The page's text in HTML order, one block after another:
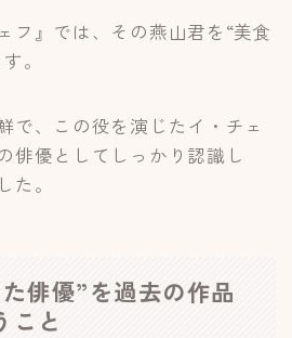
フ』では、その燕山君を“美食
。
で、この役を演じたイ・チェ
俳優としてしっかり認識し
た。
俳優”を過去の作品
こと